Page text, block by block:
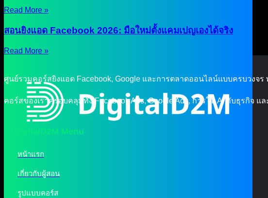
Read More »
สอนยิงแอด Facebook 2026: มือใหม่ตั้งแคมเปญเองได้จริง
Read More »
ศูนย์รวมคอร์สยิงแอด Facebook, Google และการตลาดออนไลน์แบบครบวงจ
คอร์สของเราครอบคลุมทั้ง Facebook Ads, Google Ads, การใช้ AI กับธุรกิจ
DigitalD2M Menu
หน้าแรก
เกี่ยวกับผู้สอน
รูปแบบคอร์ส